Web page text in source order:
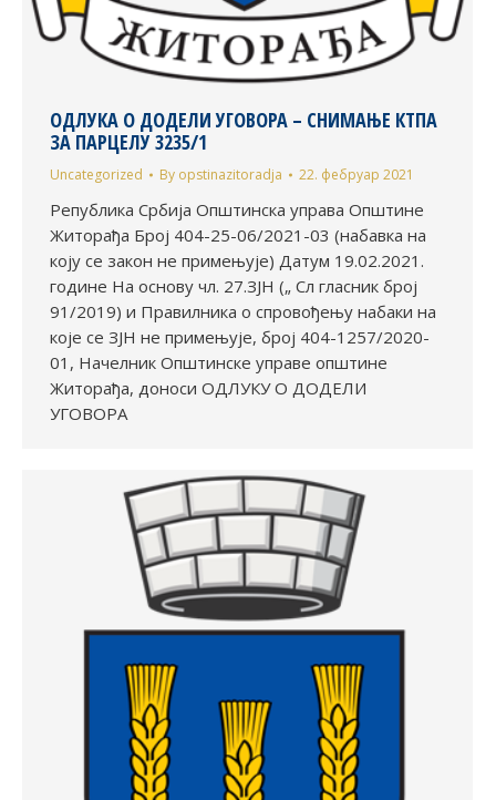
ОДЛУКА О ДОДЕЛИ УГОВОРА – СНИМАЊЕ КТПА
ЗА ПАРЦЕЛУ 3235/1
Uncategorized By opstinazitoradja 22. фебруар 2021
Република Србија Општинска управа Општине
Житорађа Број 404-25-06/2021-03 (набавка на
коју се закон не примењује) Датум 19.02.2021.
године На основу чл. 27.ЗЈН („ Сл гласник број
91/2019) и Правилника о спровођењу набаки на
које се ЗЈН не примењује, број 404-1257/2020-
01, Начелник Општинске управе општине
Житорађа, доноси ОДЛУКУ О ДОДЕЛИ
УГОВОРА